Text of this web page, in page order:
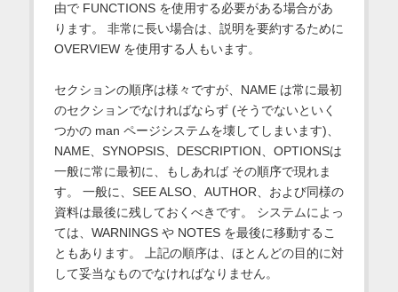
由で FUNCTIONS を使用する必要がある場合があ
ります。 非常に長い場合は、説明を要約するために
OVERVIEW を使用する人もいます。
セクションの順序は様々ですが、NAME は常に最初
のセクションでなければならず (そうでないといく
つかの man ページシステムを壊してしまいます)、
NAME、SYNOPSIS、DESCRIPTION、OPTIONSは
一般に常に最初に、もしあれば その順序で現れま
す。 一般に、SEE ALSO、AUTHOR、および同様の
資料は最後に残しておくべきです。 システムによっ
ては、WARNINGS や NOTES を最後に移動するこ
ともあります。 上記の順序は、ほとんどの目的に対
して妥当なものでなければなりません。